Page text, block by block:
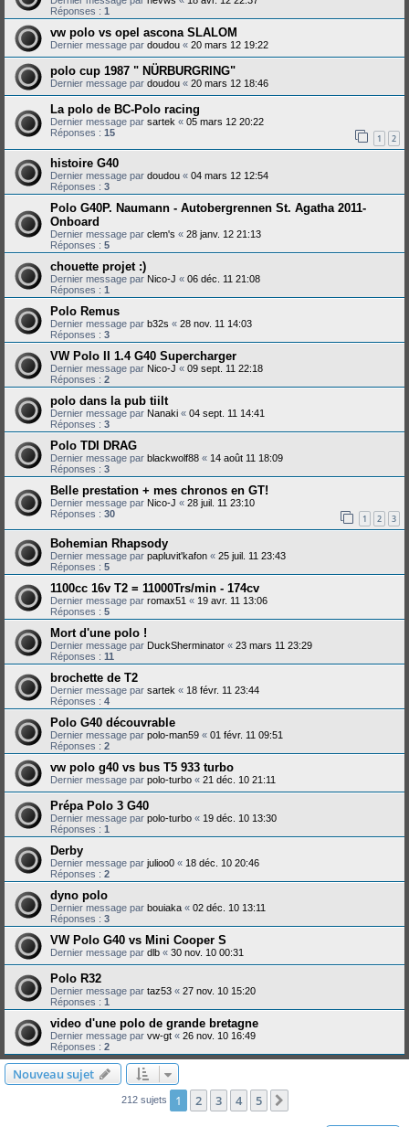
Réponses : 1
vw polo vs opel ascona SLALOM
Dernier message par doudou « 20 mars 12 19:22
polo cup 1987 " NÜRBURGRING"
Dernier message par doudou « 20 mars 12 18:46
La polo de BC-Polo racing
Dernier message par sartek « 05 mars 12 20:22
Réponses : 15 1 2
histoire G40
Dernier message par doudou « 04 mars 12 12:54
Réponses : 3
Polo G40P. Naumann - Autobergrennen St. Agatha 2011-
Onboard
Dernier message par clem's « 28 janv. 12 21:13
Réponses : 5
chouette projet :)
Dernier message par Nico-J « 06 déc. 11 21:08
Réponses : 1
Polo Remus
Dernier message par b32s « 28 nov. 11 14:03
Réponses : 3
VW Polo II 1.4 G40 Supercharger
Dernier message par Nico-J « 09 sept. 11 22:18
Réponses : 2
polo dans la pub tiilt
Dernier message par Nanaki « 04 sept. 11 14:41
Réponses : 3
Polo TDI DRAG
Dernier message par blackwolf88 « 14 août 11 18:09
Réponses : 3
Belle prestation + mes chronos en GT!
Dernier message par Nico-J « 28 juil. 11 23:10
Réponses : 30 1 2 3
Bohemian Rhapsody
Dernier message par papluvit'kafon « 25 juil. 11 23:43
Réponses : 5
1100cc 16v T2 = 11000Trs/min - 174cv
Dernier message par romax51 « 19 avr. 11 13:06
Réponses : 5
Mort d'une polo !
Dernier message par DuckSherminator « 23 mars 11 23:29
Réponses : 11
brochette de T2
Dernier message par sartek « 18 févr. 11 23:44
Réponses : 4
Polo G40 découvrable
Dernier message par polo-man59 « 01 févr. 11 09:51
Réponses : 2
vw polo g40 vs bus T5 933 turbo
Dernier message par polo-turbo « 21 déc. 10 21:11
Prépa Polo 3 G40
Dernier message par polo-turbo « 19 déc. 10 13:30
Réponses : 1
Derby
Dernier message par julioo0 « 18 déc. 10 20:46
Réponses : 2
dyno polo
Dernier message par bouiaka « 02 déc. 10 13:11
Réponses : 3
VW Polo G40 vs Mini Cooper S
Dernier message par dlb « 30 nov. 10 00:31
Polo R32
Dernier message par taz53 « 27 nov. 10 15:20
Réponses : 1
video d'une polo de grande bretagne
Dernier message par vw-gt « 26 nov. 10 16:49
Réponses : 2
Nouveau sujet
212 sujets 1 2 3 4 5